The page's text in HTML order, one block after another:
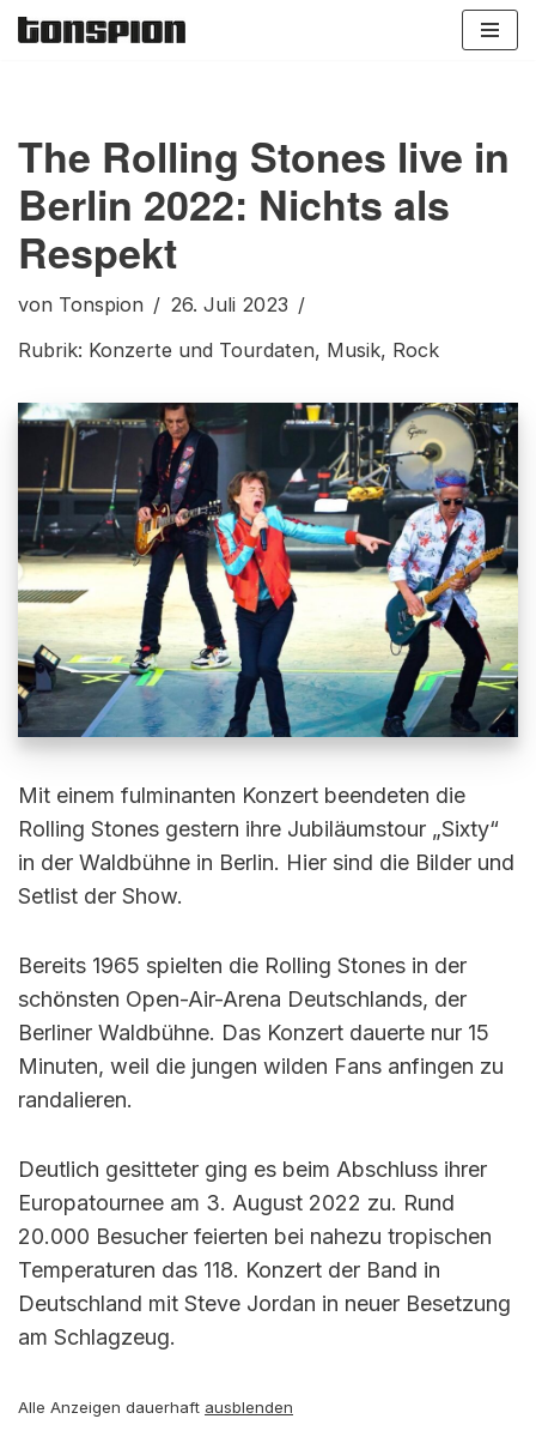
The Rolling Stones live in
Berlin 2022: Nichts als
Respekt
von Tonspion
26. Juli 2023
Rubrik: Konzerte und Tourdaten, Musik, Rock
Mit einem fulminanten Konzert beendeten die
Rolling Stones gestern ihre Jubiläumstour „Sixty“
in der Waldbühne in Berlin. Hier sind die Bilder und
Setlist der Show.
Bereits 1965 spielten die Rolling Stones in der
schönsten Open-Air-Arena Deutschlands, der
Berliner Waldbühne. Das Konzert dauerte nur 15
Minuten, weil die jungen wilden Fans anfingen zu
randalieren.
Deutlich gesitteter ging es beim Abschluss ihrer
Europatournee am 3. August 2022 zu. Rund
20.000 Besucher feierten bei nahezu tropischen
Temperaturen das 118. Konzert der Band in
Deutschland mit Steve Jordan in neuer Besetzung
am Schlagzeug.
Alle Anzeigen dauerhaft ausblenden